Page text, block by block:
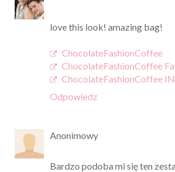
love this look! amazing bag!
ChocolateFashionCoffee
ChocolateFashionCoffee
ChocolateFashionCoffee
Odpowiedz
Anonimowy
Bardzo podoba mi się ten